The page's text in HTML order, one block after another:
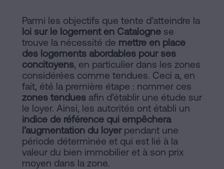
sur
réseaux
sociaux
Parmi les objectifs que tente d’atteindre la
loi sur le logement en Catalogne se
trouve la nécessité de mettre en place
des logements abordables pour ses
concitoyens, en particulier dans les zones
considérées comme tendues. Ceci a, en
fait, été la première étape : nommer ces
zones tendues afin d’établir une étude sur
le loyer. Ainsi, les autorités ont établi un
indice de référence qui empêchera
l’augmentation du loyerpendant une
période déterminée et qui est lié à la
valeur du bien immobilier et à son prix
moyen dans la zone.